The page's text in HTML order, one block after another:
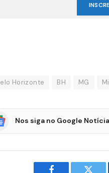
Horizonte BH MG
Nos siga no Google